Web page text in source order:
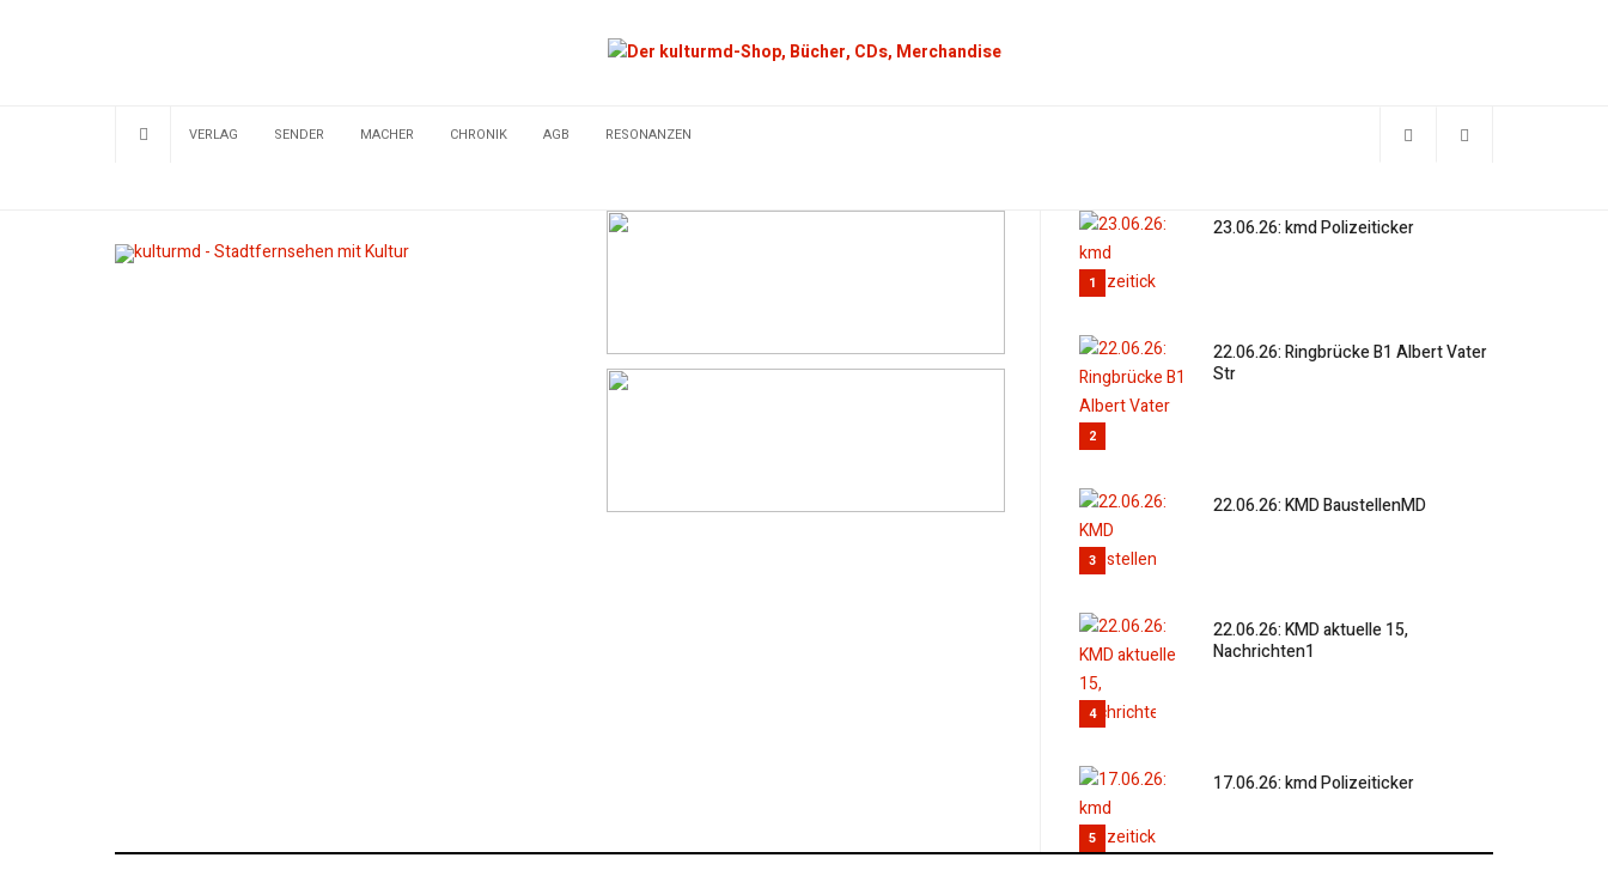
VERLAG SENDER MACHER CHRONIK AGB RESONANZEN
1
23.06.26: kmd Polizeiticker
2
22.06.26: Ringbrücke B1 Albert Vater
Str
3
22.06.26: KMD BaustellenMD
4
22.06.26: KMD aktuelle 15,
Nachrichten1
5
17.06.26: kmd Polizeiticker